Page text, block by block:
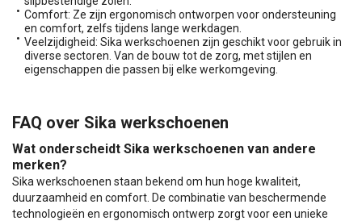
Comfort: Ze zijn ergonomisch ontworpen voor ondersteuning
en comfort, zelfs tijdens lange werkdagen.
Veelzijdigheid: Sika werkschoenen zijn geschikt voor gebruik in
diverse sectoren. Van de bouw tot de zorg, met stijlen en
eigenschappen die passen bij elke werkomgeving.
FAQ over Sika werkschoenen
Wat onderscheidt Sika werkschoenen van andere
merken?
Sika werkschoenen staan bekend om hun hoge kwaliteit,
duurzaamheid en comfort. De combinatie van beschermende
technologieën en ergonomisch ontwerp zorgt voor een unieke